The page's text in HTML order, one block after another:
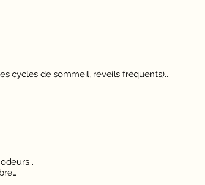
cycles de sommeil, réveils fréquents)...